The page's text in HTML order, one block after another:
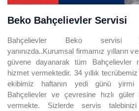
Beko Bahçelievler Servisi
Bahçelievler Beko servisi
yanınızda..Kurumsal firmamız yılların
güvene dayanarak tüm Bahçelievler
hizmet vermektedir. 34 yıllık
ekibimiz haftanın yedi günü
Bahçelievler ve çevresine hızlı
vermekte. Sizlerde servis